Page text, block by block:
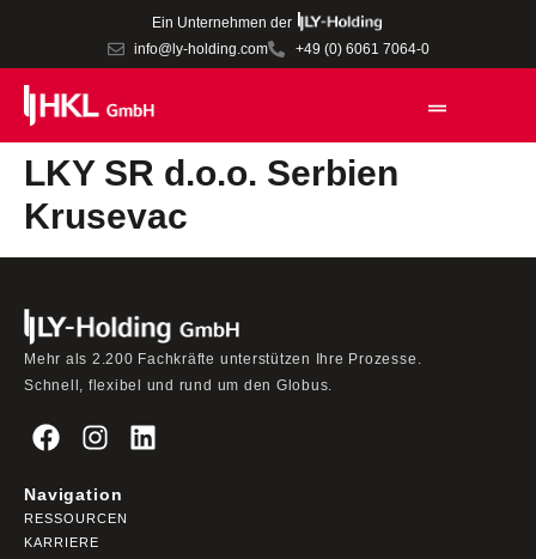
Ein Unternehmen der
info@ly-holding.com
+49 (0) 6061 7064-0
LKY SR d.o.o. Serbien
Krusevac
Mehr als 2.200 Fachkräfte unterstützen Ihre Prozesse.
Schnell, flexibel und rund um den Globus.
Navigation
RESSOURCEN
KARRIERE